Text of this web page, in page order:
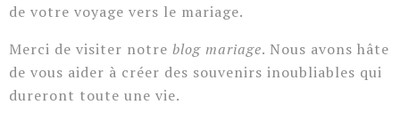
de votre voyage vers le mariage.
Merci de visiter notre blog mariage. Nous avons hâte
de vous aider à créer des souvenirs inoubliables qui
dureront toute une vie.